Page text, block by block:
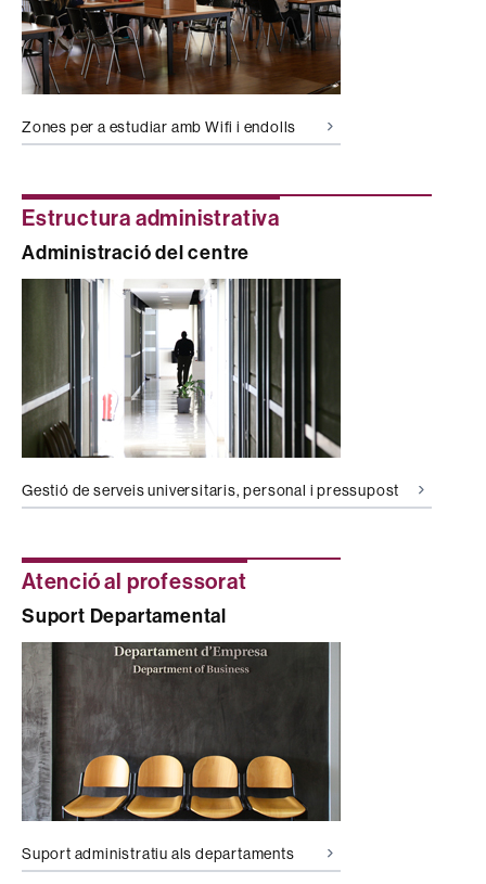
Zones per a estudiar amb Wifi i endolls
Estructura administrativa
Administració del centre
Gestió de serveis universitaris, personal i pressupost
Atenció al professorat
Suport Departamental
Suport administratiu als departaments